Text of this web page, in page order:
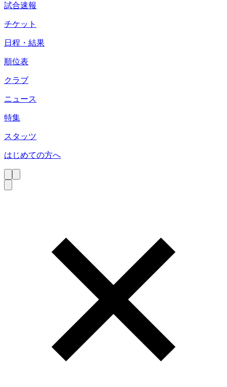
試合速報
チケット
日程・結果
順位表
クラブ
ニュース
特集
スタッツ
はじめての方へ